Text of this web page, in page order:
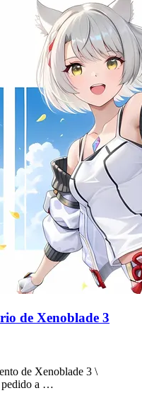
de Xenoblade 3
de Xenoblade 3 \
pedido a …